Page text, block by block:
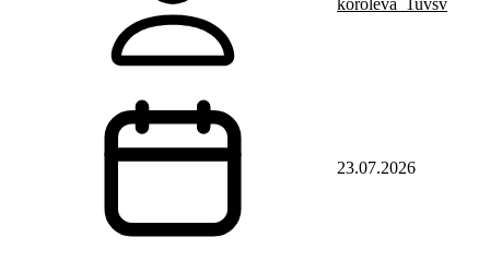
koroleva_1uvsv
23.07.2026